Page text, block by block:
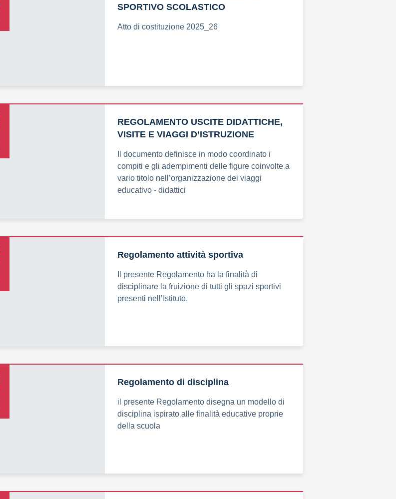
SPORTIVO SCOLASTICO
Atto di costituzione 2025_26
REGOLAMENTO USCITE DIDATTICHE,
VISITE E VIAGGI D’ISTRUZIONE
Il documento definisce in modo coordinato i
compiti e gli adempimenti delle figure coinvolte a
vario titolo nell’organizzazione dei viaggi
educativo - didattici
Regolamento attività sportiva
Il presente Regolamento ha la finalità̀ di
disciplinare la fruizione di tutti gli spazi sportivi
presenti nell’Istituto.
Regolamento di disciplina
il presente Regolamento disegna un modello di
disciplina ispirato alle finalità educative proprie
della scuola